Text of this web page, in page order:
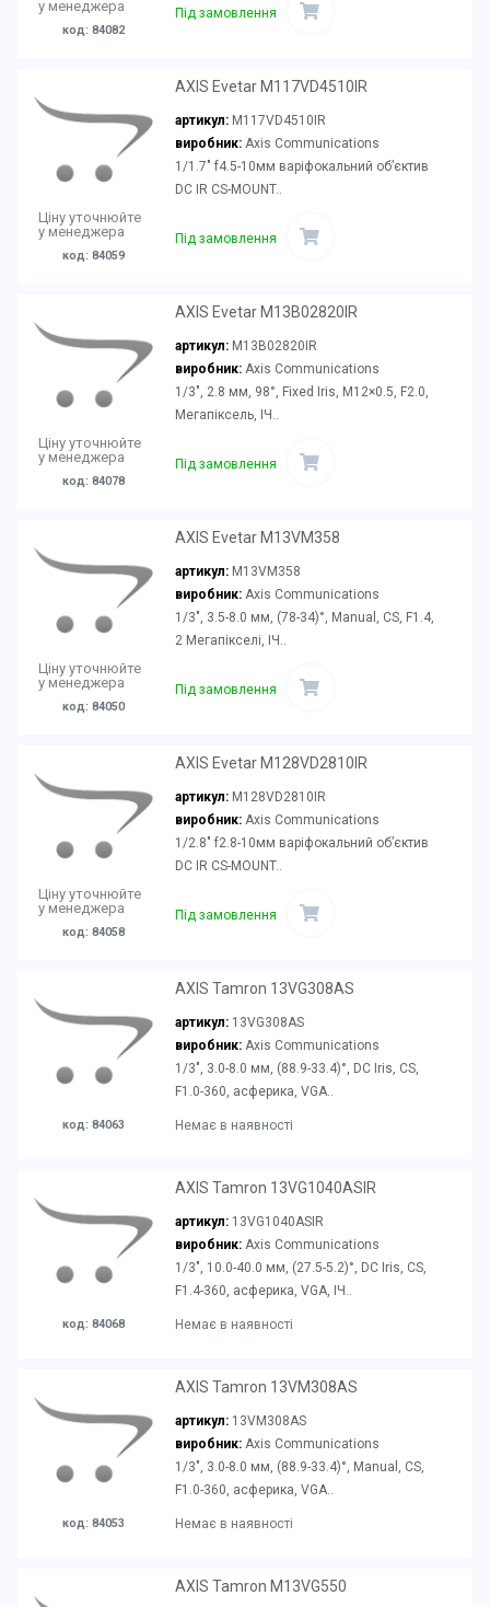
у менеджера
код: 84082
Під замовлення
Ціну уточнюйте
у менеджера
код: 84059
AXIS Evetar M117VD4510IR
артикул: M117VD4510IR
виробник:Axis Communications
1/1.7" f4.5-10мм варіфокальний об’єктив
DC IR CS-MOUNT..
Під замовлення
Ціну уточнюйте
у менеджера
код: 84078
AXIS Evetar M13B02820IR
артикул: M13B02820IR
виробник:Axis Communications
1/3", 2.8 мм, 98°, Fixed Iris, M12×0.5, F2.0,
Мегапіксель, ІЧ..
Під замовлення
Ціну уточнюйте
у менеджера
код: 84050
AXIS Evetar M13VM358
артикул: M13VM358
виробник:Axis Communications
1/3", 3.5-8.0 мм, (78-34)°, Manual, CS, F1.4,
2 Мегапікселі, ІЧ..
Під замовлення
Ціну уточнюйте
у менеджера
код: 84058
AXIS Evetar M128VD2810IR
артикул: M128VD2810IR
виробник:Axis Communications
1/2.8" f2.8-10мм варіфокальний об’єктив
DC IR CS-MOUNT..
Під замовлення
код: 84063
AXIS Tamron 13VG308AS
артикул: 13VG308AS
виробник:Axis Communications
1/3", 3.0-8.0 мм, (88.9-33.4)°, DC Iris, CS,
F1.0-360, асферика, VGA..
Немає в наявності
код: 84068
AXIS Tamron 13VG1040ASIR
артикул: 13VG1040ASIR
виробник:Axis Communications
1/3", 10.0-40.0 мм, (27.5-5.2)°, DC Iris, CS,
F1.4-360, асферика, VGA, ІЧ..
Немає в наявності
код: 84053
AXIS Tamron 13VM308AS
артикул: 13VM308AS
виробник:Axis Communications
1/3", 3.0-8.0 мм, (88.9-33.4)°, Manual, CS,
F1.0-360, асферика, VGA..
Немає в наявності
AXIS Tamron M13VG550